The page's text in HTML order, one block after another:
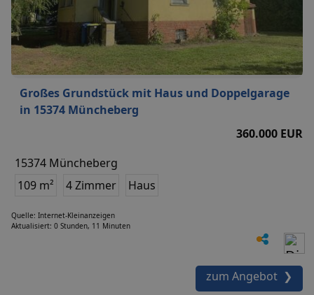
Großes Grundstück mit Haus und Doppelgarage
in 15374 Müncheberg
360.000 EUR
15374 Müncheberg
109 m²
4 Zimmer Haus
Quelle: Internet-Kleinanzeigen
Aktualisiert: 0 Stunden, 11 Minuten
zum Angebot ❯